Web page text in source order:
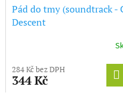
Pád do tmy (soundtrack -
Descent
284 Kč bez DPH
344 Kč